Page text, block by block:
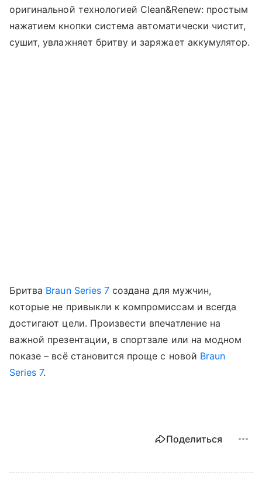
оригинальной технологией Clean&Renew: простым
нажатием кнопки система автоматически чистит,
сушит, увлажняет бритву и заряжает аккумулятор.
Бритва Braun Series 7 создана для мужчин,
которые не привыкли к компромиссам и всегда
достигают цели. Произвести впечатление на
важной презентации, в спортзале или на модном
показе – всё становится проще с новой Braun
Series 7.
Поделиться